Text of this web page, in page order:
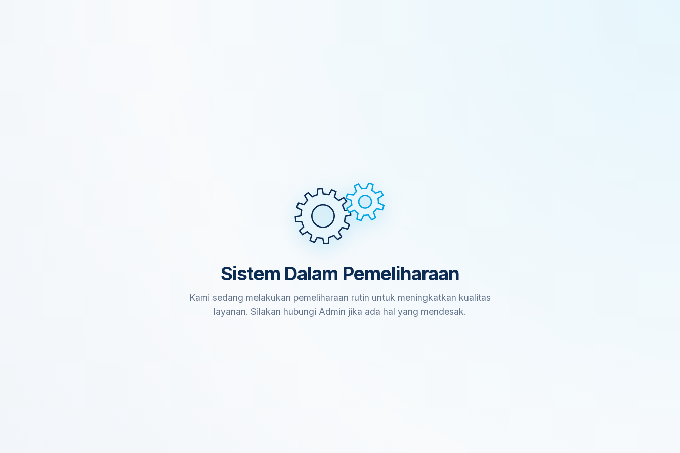
Sistem Dalam Pemeliharaan
Kami sedang melakukan pemeliharaan rutin untuk meningkatkan kualitas
layanan. Silakan hubungi Admin jika ada hal yang mendesak.